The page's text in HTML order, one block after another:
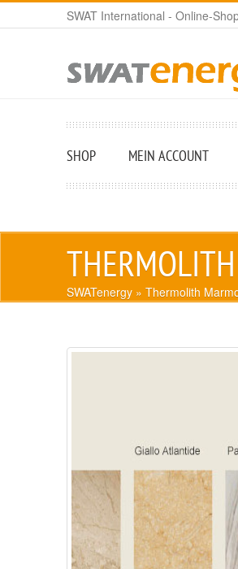
SWAT International - Online-
SHOP MEIN ACCOUNT
SWATenergy » Thermolith